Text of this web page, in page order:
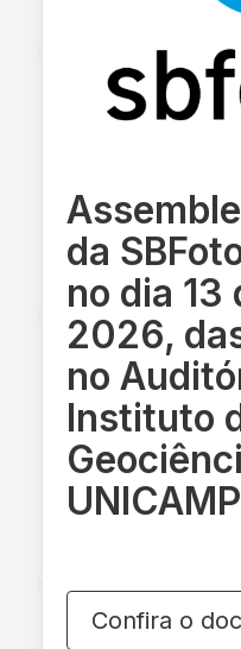
da
no dia 13
2026,
no
Instituto
UNICAMP
Confira o